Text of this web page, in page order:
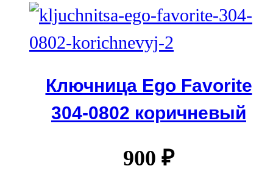
Ключница Ego Favorite
304-0802 коричневый
900 ₽